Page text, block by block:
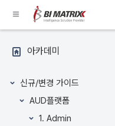
츠
아카데미
신규/변경 가이드
AUD플랫폼
1. Admin